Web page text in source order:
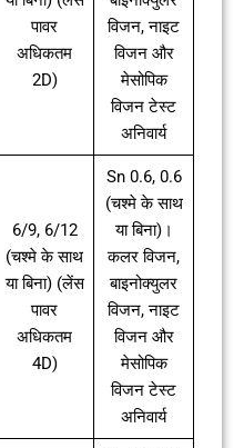
पावर
अधिकतम
2D)
विजन, नाइट
विजन और
मेसोपिक
विजन टेस्ट
अनिवार्य
6/9, 6/12
(चश्मे के साथ
या बिना) (लेंस
पावर
अधिकतम
4D)
Sn 0.6, 0.6
(चश्मे के साथ
या बिना)।
कलर विजन,
बाइनोक्युलर
विजन, नाइट
विजन और
मेसोपिक
विजन टेस्ट
अनिवार्य